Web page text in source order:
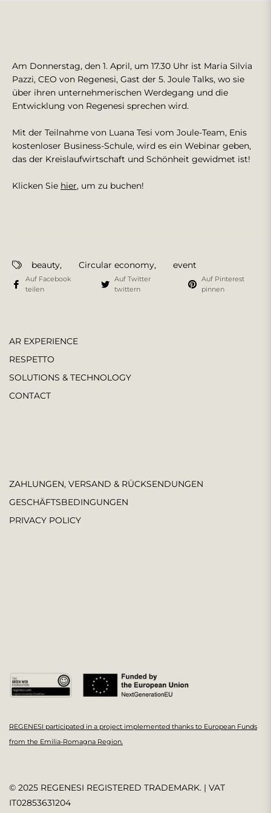
Am Donnerstag, den 1. April, um 17.30 Uhr ist Maria Silvia
Pazzi, CEO von Regenesi, Gast der 5. Joule Talks, wo sie
über ihren unternehmerischen Werdegang und die
Entwicklung von Regenesi sprechen wird.
Mit der Teilnahme von Luana Tesi vom Joule-Team, Enis
kostenloser Business-Schule, wird es ein Webinar geben,
das der Kreislaufwirtschaft und Schönheit gewidmet ist!
Klicken Sie hier, um zu buchen!
beauty, Circular economy, event
Auf Facebook
teilen
Auf Twitter
twittern
Auf Pinterest
pinnen
AR EXPERIENCE
RESPETTO
SOLUTIONS & TECHNOLOGY
CONTACT
ZAHLUNGEN, VERSAND & RÜCKSENDUNGEN
GESCHÄFTSBEDINGUNGEN
PRIVACY POLICY
REGENESI participated in a project implemented thanks to European Funds
from the Emilia-Romagna Region.
© 2025 REGENESI REGISTERED TRADEMARK. | VAT
IT02853631204